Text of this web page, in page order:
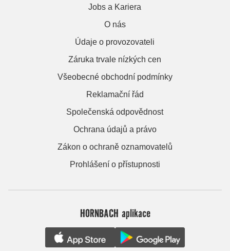
Jobs a Kariera
O nás
Údaje o provozovateli
Záruka trvale nízkých cen
Všeobecné obchodní podmínky
Reklamační řád
Společenská odpovědnost
Ochrana údajů a právo
Zákon o ochraně oznamovatelů
Prohlášení o přístupnosti
HORNBACH aplikace